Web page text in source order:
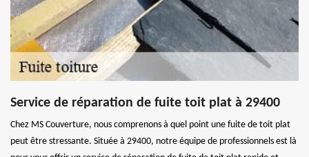
Service de réparation de fuite toit plat à 29400
Chez MS Couverture, nous comprenons à quel point une fuite de toit plat
peut être stressante. Située à 29400, notre équipe de professionnels est là